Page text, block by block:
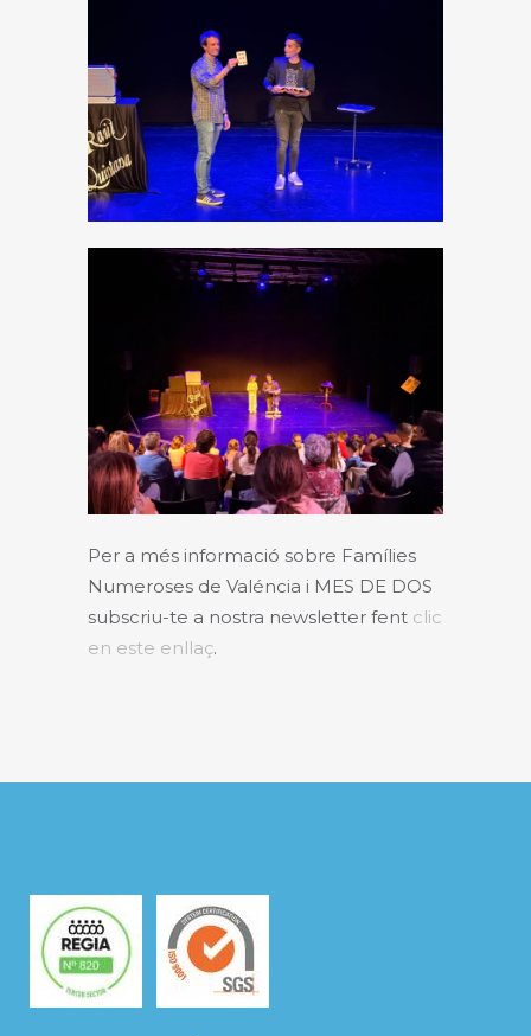
Per a més informació sobre Famílies
Numeroses de Valéncia i MES DE DOS
subscriu-te a nostra newsletter fent clic
en este enllaç.